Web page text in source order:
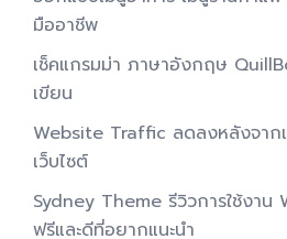
มืออาชีพ
เช็คแกรมม่า ภาษาอังกฤษ
เขียน
Website Traffic ลดลงหลังจาก
เว็บไซต์
Sydney Theme รีวิวการใช้งาน
ฟรีและดีที่อยากแนะนำ